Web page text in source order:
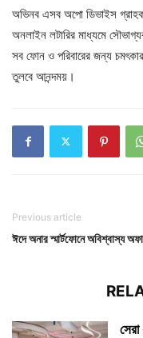
অভিনব এসব অপো ডিভাইস
অনলাইন লটারির মাধ্যমে
সব ফোন ও পরিবারের জন্য
তুলবে আনন্দময়।
Previous article
ঈদে অনার স্মার্টফোনে অবিশ্বাস্য